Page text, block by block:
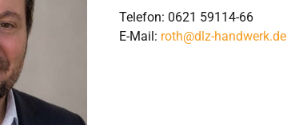
Telefon: 0621 59114-66
E-Mail: roth@dlz-handwerk.de